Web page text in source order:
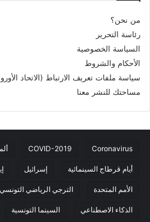
من نحن؟
رئاسة التحرير
السياسة الخصوصية
الأحكام والشروط
سياسة ملفات تعريف الارتباط (الاتحاد
مساحتك للنشر معنا
Coronavirus
COVID-2019
أيام قرطاج السينمائية إسرائيل
الأمم المتحدة الترجي الرياضي التونسي
الذكاء الاصطناعي السينما التونسية